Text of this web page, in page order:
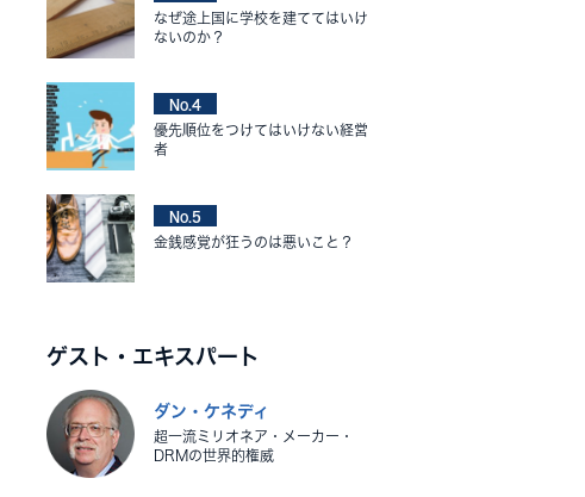
なぜ途上国に学校を建ててはいけ
ないのか？
No.4
優先順位をつけてはいけない経営
者
No.5
金銭感覚が狂うのは悪いこと？
ゲスト・エキスパート
ダン・ケネディ
超一流ミリオネア・メーカー・
DRMの世界的権威